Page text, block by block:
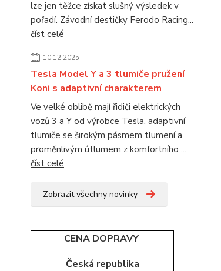
lze jen těžce získat slušný výsledek v
pořadí. Závodní destičky Ferodo Racing...
číst celé
10.12.2025
Tesla Model Y a 3 tlumiče pružení
Koni s adaptivní charakterem
Ve velké oblibě mají řidiči elektrických
vozů 3 a Y od výrobce Tesla, adaptivní
tlumiče se širokým pásmem tlumení a
proměnlivým útlumem z komfortního ...
číst celé
Zobrazit všechny novinky
CENA DOPRAVY
Česká republika